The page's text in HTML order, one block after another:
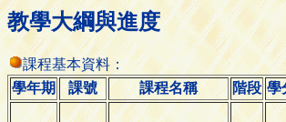
教學大綱與進度
課程基本資料：
學年期
課號 課程名稱 階段 學